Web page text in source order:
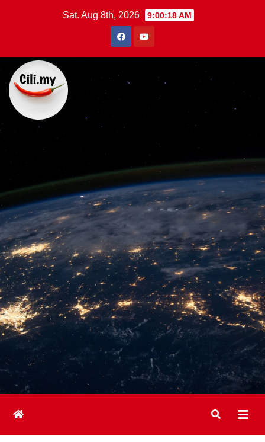
Sat. Aug 8th, 2026 9:00:19 AM